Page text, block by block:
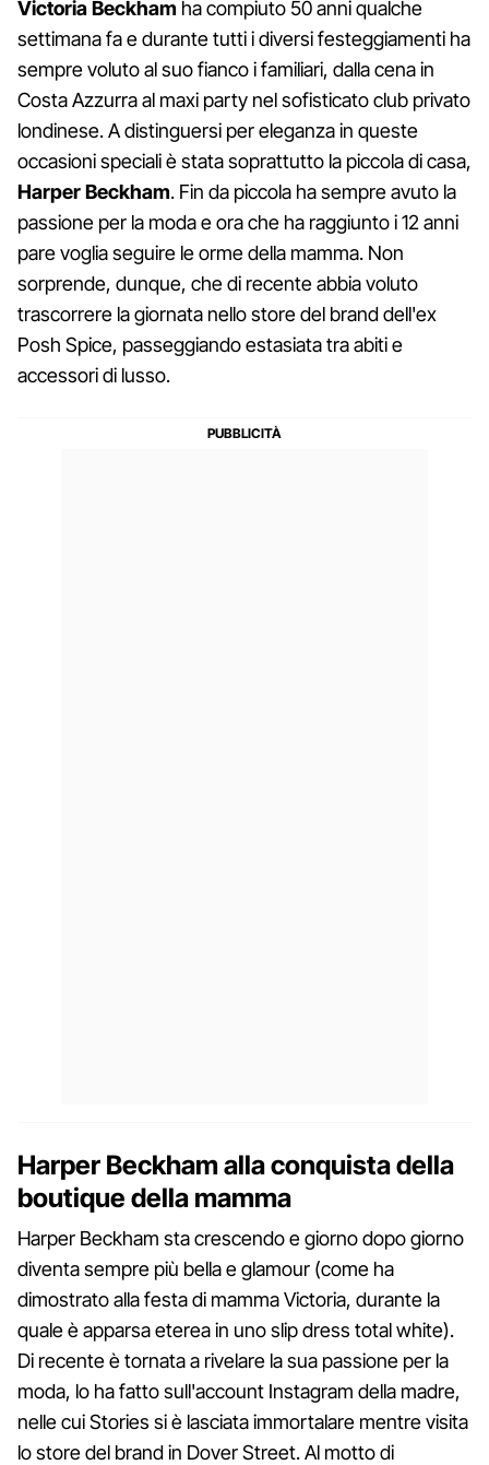
Victoria Beckham ha compiuto 50 anni qualche
settimana fa e durante tutti i diversi festeggiamenti ha
sempre voluto al suo fianco i familiari, dalla cena in
Costa Azzurra al maxi party nel sofisticato club privato
londinese. A distinguersi per eleganza in queste
occasioni speciali è stata soprattutto la piccola di casa,
Harper Beckham. Fin da piccola ha sempre avuto la
passione per la moda e ora che ha raggiunto i 12 anni
pare voglia seguire le orme della mamma. Non
sorprende, dunque, che di recente abbia voluto
trascorrere la giornata nello store del brand dell'ex
Posh Spice, passeggiando estasiata tra abiti e
accessori di lusso.
Harper Beckham alla conquista della
boutique della mamma
Harper Beckham sta crescendo e giorno dopo giorno
diventa sempre più bella e glamour (come ha
dimostrato alla festa di mamma Victoria, durante la
quale è apparsa eterea in uno slip dress total white).
Di recente è tornata a rivelare la sua passione per la
moda, lo ha fatto sull'account Instagram della madre,
nelle cui Stories si è lasciata immortalare mentre visita
lo store del brand in Dover Street. Al motto di